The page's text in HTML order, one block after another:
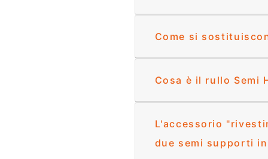
Come si
Cosa è il rullo
L'accessorio
due semi supporti